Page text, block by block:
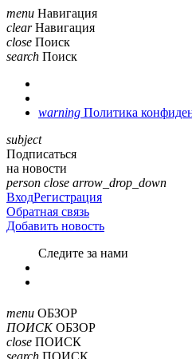
menu Навигация
clear Навигация
close Поиск
search Поиск
warning Политика
subject
Подписаться
на новости
person close arrow_drop_down
ВходРегистрация
Обратная связь
Добавить новость
Cледите за нами
menu ОБЗОР
ПОИСК ОБЗОР
close ПОИСК